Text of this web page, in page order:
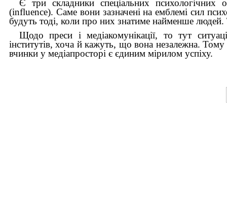
Є три складники спеціальних психологічних
(influence). Саме вони зазначені на емблемі сил
будуть тоді, коли про них знатиме найменше
Щодо преси і медіакомунікації, то тут
інститутів, хоча й кажуть, що вона незалежна. Тому
вчинки у медіапросторі є єдиним мірилом успіху.